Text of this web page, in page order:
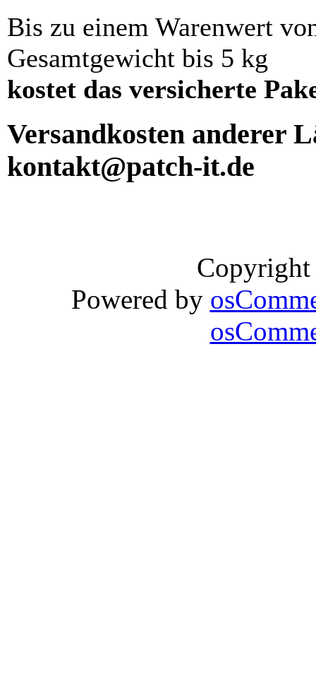
Bis zu einem Warenwert
Gesamtgewicht bis 5 kg
kostet das versicherte
Versandkosten anderer
kontakt@patch-it.de
Powered by